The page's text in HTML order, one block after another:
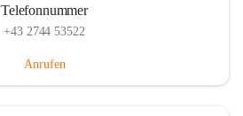
Telefonnummer
+43 2744 53522
Anrufen